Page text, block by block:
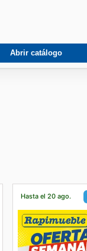
Abrir catálogo
Hasta el 20 ago.